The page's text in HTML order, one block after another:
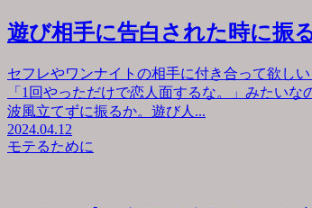
遊び相手に告白された時に振
セフレやワンナイトの相手に付き合って欲し
「1回やっただけで恋人面するな。」みたい
波風立てずに振るか。遊び人...
2024.04.12
モテるために